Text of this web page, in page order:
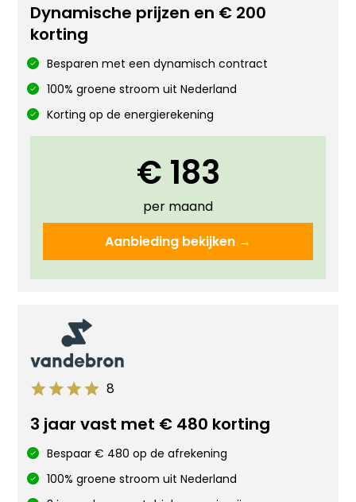
Dynamische prijzen en € 200
korting
Besparen met een dynamisch contract
100% groene stroom uit Nederland
Korting op de energierekening
€ 183
per maand
Aanbieding bekijken →
8
3 jaar vast met € 480 korting
Bespaar € 480 op de afrekening
100% groene stroom uit Nederland